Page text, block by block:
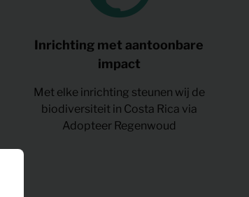
Inrichting met aantoonbare
impact
Met elke inrichting steunen wij de
biodiversiteit in Costa Rica via
Adopteer Regenwoud